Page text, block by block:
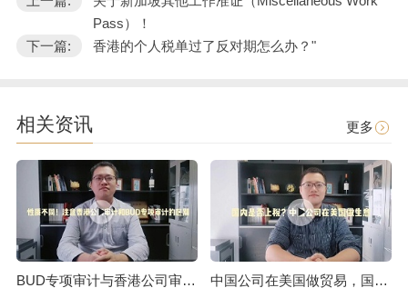
Pass）！
下一篇:
香港的个人税单过了反对期怎么办？"
相关资讯 更多
BUD专项审计与香港公司审计是不一样的 中国公司在美国做贸易，国内是否上税呢